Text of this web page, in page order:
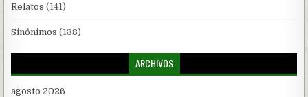
Relatos (141)
Sinónimos (138)
ARCHIVOS
agosto 2026